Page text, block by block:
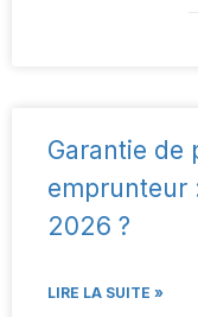
Garantie de
emprunteur
2026 ?
LIRE LA SUITE »